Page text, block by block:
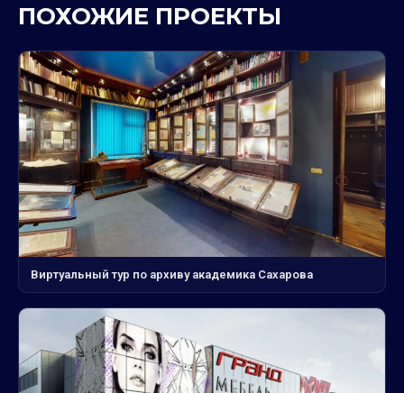
ПОХОЖИЕ ПРОЕКТЫ
Виртуальный тур по архиву академика Сахарова